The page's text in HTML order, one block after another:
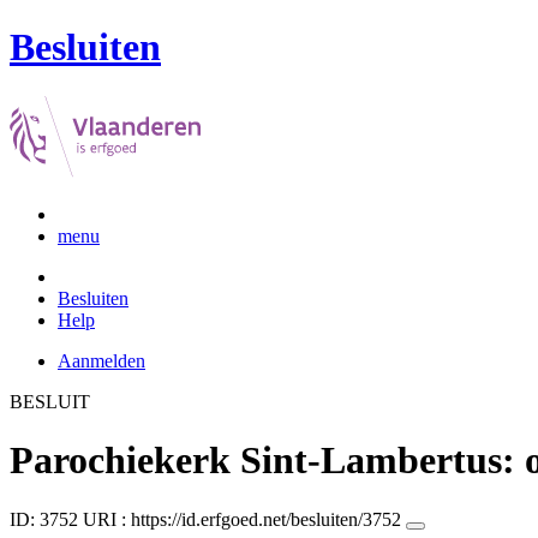
Besluiten
menu
Besluiten
Help
Aanmelden
BESLUIT
Parochiekerk Sint-Lambertus:
ID: 3752 URI : https://id.erfgoed.net/besluiten/3752